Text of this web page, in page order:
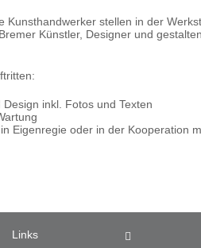
Kunsthandwerker stellen in der
Bremer Künstler, Designer und
inkl. Fotos und Texten
Eigenregie oder in der Kooperation
Links